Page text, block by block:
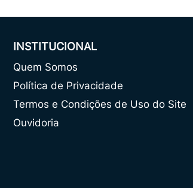
INSTITUCIONAL
Quem Somos
Política de Privacidade
Termos e Condições de Uso do Site
Ouvidoria